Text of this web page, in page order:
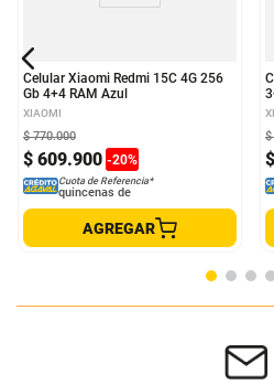
Celular Xiaomi Redmi 15C 4G 256
Gb 4+4 RAM Azul
XIAOMI
$ 609.900 -20%
$ 770.000
Cuota de Referencia*
quincenas de
AGREGAR
$
$